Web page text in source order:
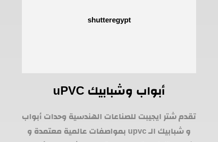
أبواب وشبابيك uPVC
تقدم شتر ايجيبت للصناعات الهندسية وحدات أبواب
و شبابيك الـ upvc بمواصفات عالمية معتمدة و